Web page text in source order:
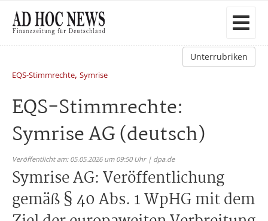
Unterrubriken
EQS-Stimmrechte, Symrise
EQS-Stimmrechte:
Symrise AG (deutsch)
Veröffentlicht am: 05.05.2026 um 09:50 Uhr | dpa.de
Symrise AG: Veröffentlichung
gemäß § 40 Abs. 1 WpHG mit dem